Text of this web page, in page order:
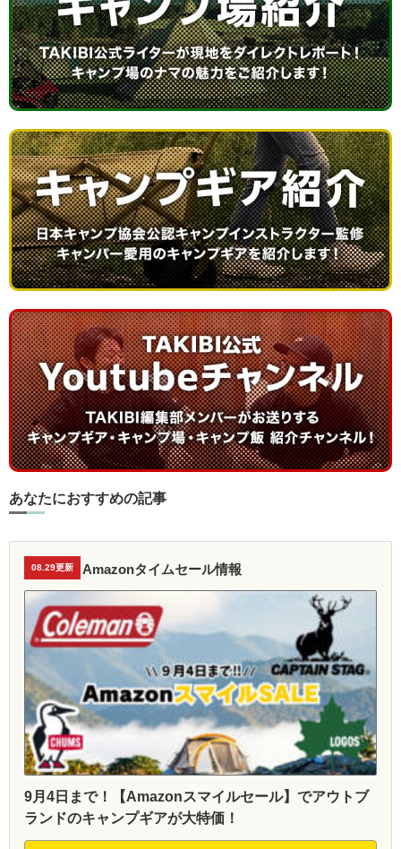
あなたにおすすめの記事
08.29更新 Amazonタイムセール情報
9月4日まで！【Amazonスマイルセール】でアウトブ
ランドのキャンプギアが大特価！